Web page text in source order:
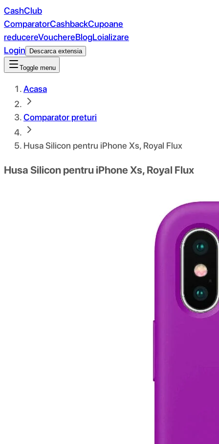
CashClub
ComparatorCashbackCupoane
reducereVouchereBlogLoializare
Login
Descarca extensia
Toggle menu
Acasa
Comparator preturi
Husa Silicon pentru iPhone Xs, Royal Flux
Husa Silicon pentru iPhone Xs, Royal Flux